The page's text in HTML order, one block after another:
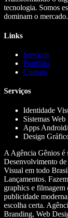
tecnologia. Somos
dominam o mercado.
Links
Serviços
Portfólio
Contato
Serviços
Identidade
Sistemas Web
Apps
Design
A Agência Gênios é
Desenvolvimento
Visual em todo
Lançamentos.
graphics e filmagem
publicidade
escolha certa.
Branding, Web